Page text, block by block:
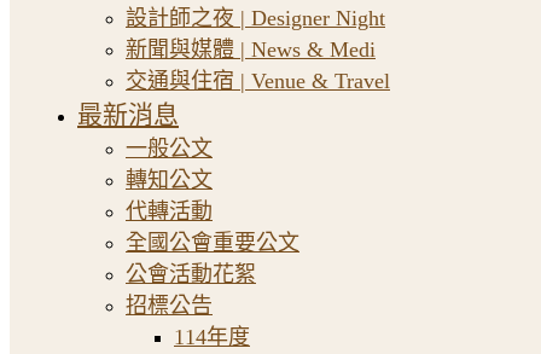
設計師之夜 | Designer Night
新聞與媒體 | News & Medi
交通與住宿 | Venue & Travel
最新消息
一般公文
轉知公文
代轉活動
全國公會重要公文
公會活動花絮
招標公告
114年度